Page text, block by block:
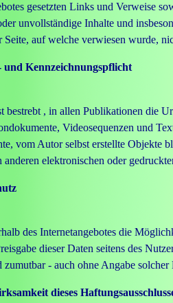
gesetzten Links und Verweise
unvollständige Inhalte und
Seite, auf welche verwiesen wurde,
und Kennzeichnungspflicht
bestrebt , in allen Publikationen die
Videosequenzen und
vom Autor selbst erstellte Objekte
anderen elektronischen oder
des Internetangebotes die
dieser Daten seitens des
- auch ohne Angabe
dieses